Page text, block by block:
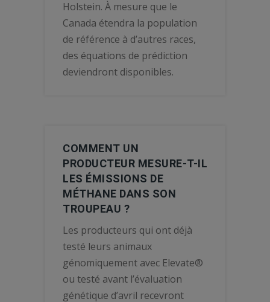
Holstein. À mesure que le
Canada étendra la population
de référence à d’autres races,
des équations de prédiction
deviendront disponibles.
COMMENT UN
PRODUCTEUR MESURE-T-IL
LES ÉMISSIONS DE
MÉTHANE DANS SON
TROUPEAU ?
Les producteurs qui ont déjà
testé leurs animaux
génomiquement avec Elevate®
ou testé avant l’évaluation
génétique d’avril recevront